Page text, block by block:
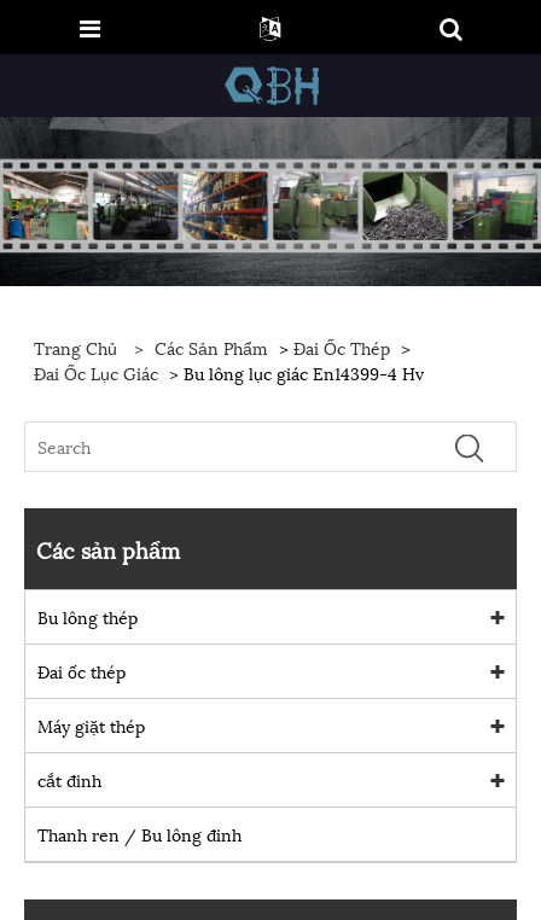
Trang Chủ > Các Sản Phẩm >Đai Ốc Thép >
Đai Ốc Lục Giác > Bu lông lục giác En14399-4 Hv
Các sản phẩm
Bu lông thép
Đai ốc thép
Máy giặt thép
cắt đinh
Thanh ren / Bu lông đinh